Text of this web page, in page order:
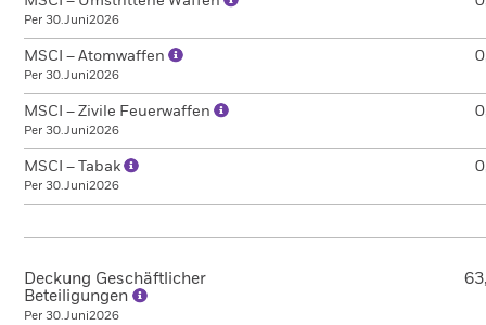
Per 30.Juni2026
MSCI – Atomwaffen
Per 30.Juni2026
MSCI – Zivile Feuerwaffen
Per 30.Juni2026
MSCI – Tabak
Per 30.Juni2026
Deckung Geschäftlicher
Beteiligungen
Per 30.Juni2026